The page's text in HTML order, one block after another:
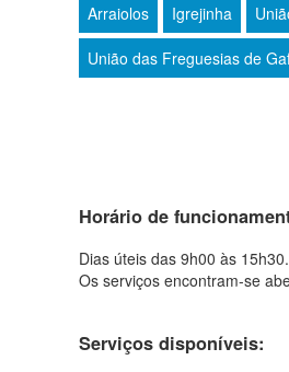
Arraiolos Igrejinha
União das Freguesias de
Horário de
Dias úteis das 9h00 às 15h30.
Os serviços encontram-se
Serviços disponíveis: